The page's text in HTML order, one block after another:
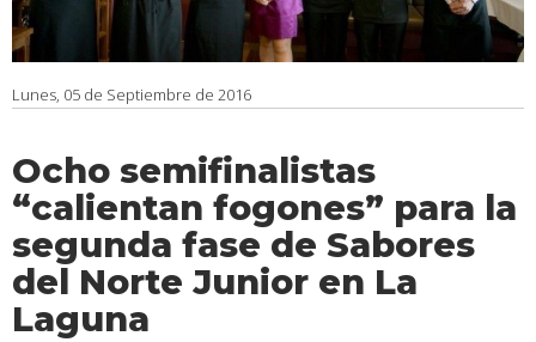
Lunes, 05 de Septiembre de 2016
Ocho semifinalistas
“calientan fogones” para la
segunda fase de Sabores
del Norte Junior en La
Laguna